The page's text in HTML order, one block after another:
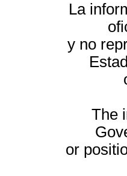
La
y no
The
or